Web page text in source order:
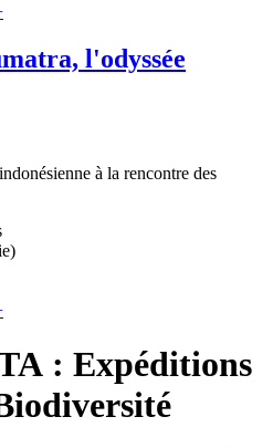
l'odyssée
à la rencontre des
: Expéditions